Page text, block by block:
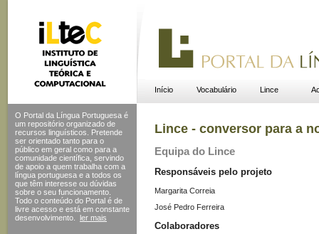
Início Vocabulário Lince
O Portal da Língua Portuguesa é
um repositório organizado de
recursos linguísticos. Pretende
ser orientado tanto para o
público em geral como para a
comunidade científica, servindo
de apoio a quem trabalha com a
língua portuguesa e a todos os
que têm interesse ou dúvidas
sobre o seu funcionamento.
Todo o conteúdo do Portal é de
livre acesso e está em constante
desenvolvimento.
ler mais
Lince - conversor para a
Equipa do Lince
Responsáveis pelo projeto
Margarita Correia
José Pedro Ferreira
Colaboradores